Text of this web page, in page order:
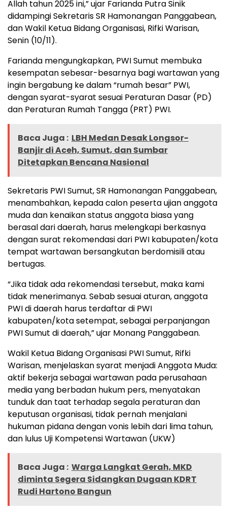
Allah tahun 2025 ini,” ujar Farianda Putra Sinik
didampingi Sekretaris SR Hamonangan Panggabean,
dan Wakil Ketua Bidang Organisasi, Rifki Warisan,
Senin (10/11).
Farianda mengungkapkan, PWI Sumut membuka
kesempatan sebesar-besarnya bagi wartawan yang
ingin bergabung ke dalam “rumah besar” PWI,
dengan syarat-syarat sesuai Peraturan Dasar (PD)
dan Peraturan Rumah Tangga (PRT) PWI.
Baca Juga : LBH Medan Desak Longsor-
Banjir di Aceh, Sumut, dan Sumbar
Ditetapkan Bencana Nasional
Sekretaris PWI Sumut, SR Hamonangan Panggabean,
menambahkan, kepada calon peserta ujian anggota
muda dan kenaikan status anggota biasa yang
berasal dari daerah, harus melengkapi berkasnya
dengan surat rekomendasi dari PWI kabupaten/kota
tempat wartawan bersangkutan berdomisili atau
bertugas.
“Jika tidak ada rekomendasi tersebut, maka kami
tidak menerimanya. Sebab sesuai aturan, anggota
PWI di daerah harus terdaftar di PWI
kabupaten/kota setempat, sebagai perpanjangan
PWI Sumut di daerah,” ujar Monang Panggabean.
Wakil Ketua Bidang Organisasi PWI Sumut, Rifki
Warisan, menjelaskan syarat menjadi Anggota Muda:
aktif bekerja sebagai wartawan pada perusahaan
media yang berbadan hukum pers, menyatakan
tunduk dan taat terhadap segala peraturan dan
keputusan organisasi, tidak pernah menjalani
hukuman pidana dengan vonis lebih dari lima tahun,
dan lulus Uji Kompetensi Wartawan (UKW)
Baca Juga : Warga Langkat Gerah, MKD
diminta Segera Sidangkan Dugaan KDRT
Rudi Hartono Bangun